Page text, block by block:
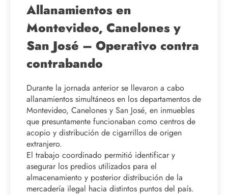
Allanamientos en
Montevideo, Canelones y
San José – Operativo contra
contrabando
Durante la jornada anterior se llevaron a cabo
allanamientos simultáneos en los departamentos de
Montevideo, Canelones y San José, en inmuebles
que presuntamente funcionaban como centros de
acopio y distribución de cigarrillos de origen
extranjero.
El trabajo coordinado permitió identificar y
asegurar los predios utilizados para el
almacenamiento y posterior distribución de la
mercadería ilegal hacia distintos puntos del país.